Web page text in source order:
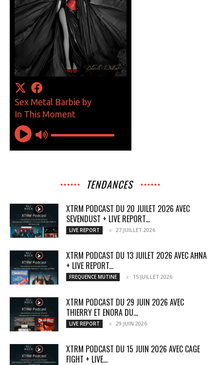
TENDANCES
XTRM PODCAST DU 20 JUILET 2026 AVEC
SEVENDUST + LIVE REPORT...
LIVE REPORT 27 JUILLET 2026
XTRM PODCAST DU 13 JUILET 2026 AVEC AĦNA
+ LIVE REPORT...
FREQUENCE MUTINE 15 JUILLET 2026
XTRM PODCAST DU 29 JUIN 2026 AVEC
THIERRY ET ENORA DU...
LIVE REPORT 29 JUIN 2026
XTRM PODCAST DU 15 JUIN 2026 AVEC CAGE
FIGHT + LIVE...